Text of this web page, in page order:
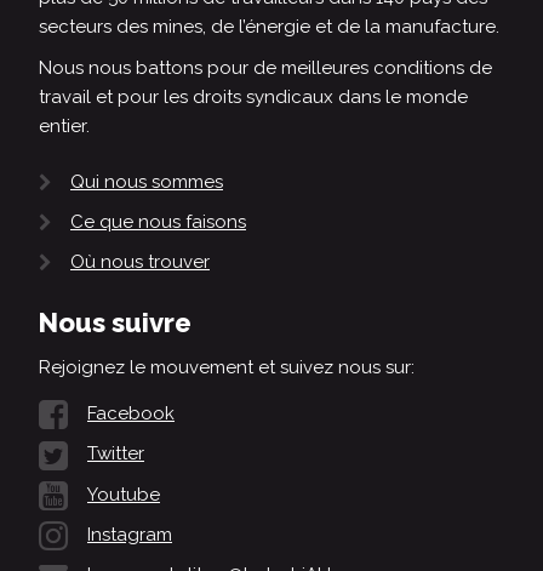
secteurs des mines, de l’énergie et de la manufacture.
Nous nous battons pour de meilleures conditions de
travail et pour les droits syndicaux dans le monde
entier.
Qui nous sommes
Ce que nous faisons
Où nous trouver
Nous suivre
Rejoignez le mouvement et suivez nous sur:
Facebook
Twitter
Youtube
Instagram